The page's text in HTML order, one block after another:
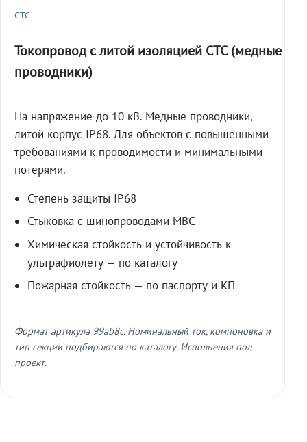
СТС
Токопровод с литой изоляцией СТС (медные
проводники)
На напряжение до 10 кВ. Медные проводники,
литой корпус IP68. Для объектов с повышенными
требованиями к проводимости и минимальными
потерями.
Степень защиты IP68
Стыковка с шинопроводами МВС
Химическая стойкость и устойчивость к
ультрафиолету — по каталогу
Пожарная стойкость — по паспорту и КП
Формат артикула 99ab8c. Номинальный ток, компоновка и
тип секции подбираются по каталогу. Исполнения под
проект.